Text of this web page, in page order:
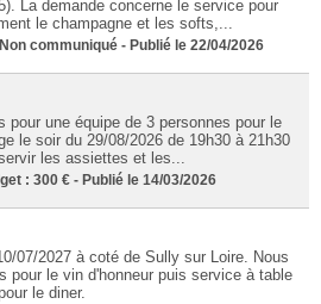
La demande concerne le service pour
le champagne et les softs,...
communiqué - Publié le 22/04/2026
pour une équipe de 3 personnes pour le
le soir du 29/08/2026 de 19h30 à 21h30
les assiettes et les...
: 300 € - Publié le 14/03/2026
07/2027 à coté de Sully sur Loire. Nous
pour le vin d'honneur puis service à table
le diner.